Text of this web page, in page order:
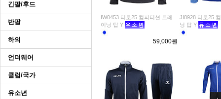
긴팔/후드
반팔
하의
언더웨어
클럽/국가
유소년
IW0453 티로25 컴피티션 트레
이닝 탑 Y
59,000원
JI8928 티로25
닝 탑 Y